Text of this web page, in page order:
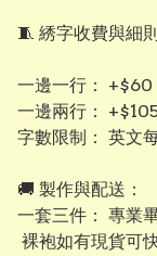
​🧵 綉字收費與細
​一邊一行： +$60
一邊兩行：
字數限制： 英文
​​🚚 製作與配送：
一套三件： 專業
裸袍如有現貨可